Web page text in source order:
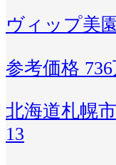
ヴィップ美園
参考価格
北海道札幌
13